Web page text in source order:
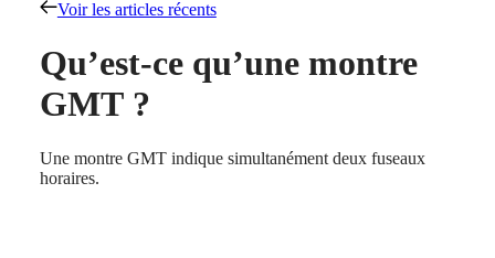
Master
MASTER
COLLECTION
COLLECTION
CHRONOGRAPH
South
Africa
Amérique
Canada
(En)
Voir les articles récents
Qu’est-ce qu’une montre
GMT ?
Une montre GMT indique simultanément deux fuseaux
horaires.